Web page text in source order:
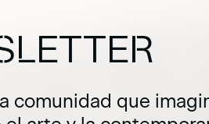
comunidad que